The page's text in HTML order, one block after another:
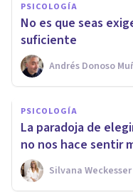
PSICOLOGÍA
No es que seas
suficiente
Andrés Donoso
PSICOLOGÍA
La paradoja de
no nos hace sentir
Silvana Weckesser